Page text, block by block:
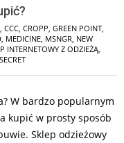
CCC CROPP GREEN POINT
MEDICINE MSNGR NEW
INTERNETOWY Z ODZIEŻĄ
W bardzo popularnym
kupić w prosty sposób
Sklep odzieżowy